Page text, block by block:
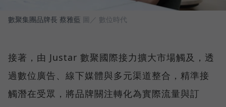
數聚集團品牌長 蔡雅藍 圖／ 數位時代
接著，由 Justar 數聚國際接力擴大市場觸及，透
過數位廣告、線下媒體與多元渠道整合，精準接
觸潛在受眾，將品牌關注轉化為實際流量與訂